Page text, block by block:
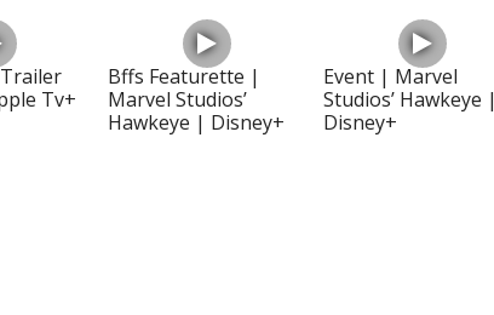
Tv+
Bffs Featurette |
Marvel Studios’
Hawkeye | Disney+
Event | Marvel
Studios’ Hawkeye |
Disney+